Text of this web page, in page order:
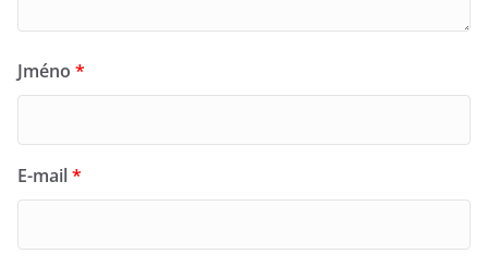
Jméno *
E-mail*